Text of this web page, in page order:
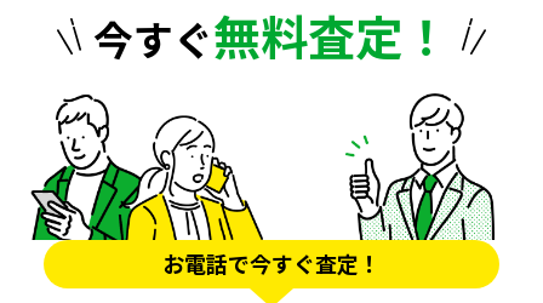
今すぐ無料査定！
お電話で今すぐ査定！